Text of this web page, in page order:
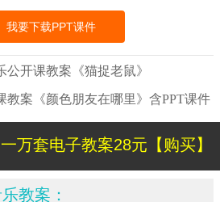
我要下载PPT课件
公开课教案《猫捉老鼠》
教案《颜色朋友在哪里》含PPT课件
一万套电子教案28元【购买】
教案：